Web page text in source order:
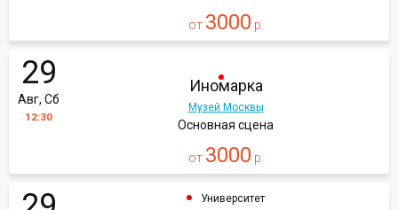
от 3000 р.
29
Авг, Сб
12:30
Иномарка
Музей Москвы
Основная сцена
от 3000 р.
Университет